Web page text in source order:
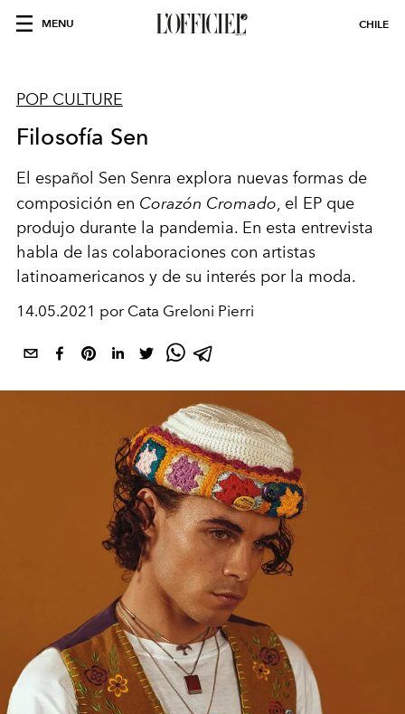
MENU CHILE
POP CULTURE
Filosofía Sen
El español Sen Senra explora nuevas formas de
composición en Corazón Cromado, el EP que
produjo durante la pandemia. En esta entrevista
habla de las colaboraciones con artistas
latinoamericanos y de su interés por la moda.
14.05.2021 por Cata Greloni Pierri